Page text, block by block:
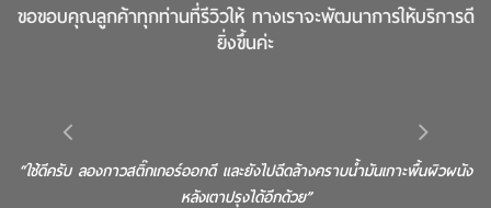
ขอขอบคุณลูกค้าทุกท่านที่รีวิวให้ ทางเราจะพัฒนาการให้บริการดี
ยิ่งขึ้นค่ะ
“ใช้ดีครับ ลองกาวสติ๊กเกอร์ออกดี และยังไปฉีดล้างคราบน้ำมันเกาะพื้นผิวผนัง
หลังเตาปรุงได้อีกด้วย”